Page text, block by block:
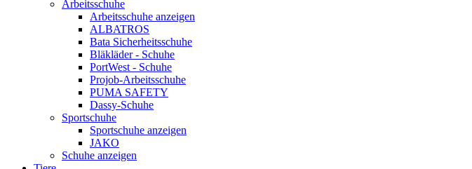
Arbeitsschuhe
Arbeitsschuhe anzeigen
ALBATROS
Bata Sicherheitsschuhe
Bläkläder - Schuhe
PortWest - Schuhe
Projob-Arbeitsschuhe
PUMA SAFETY
Dassy-Schuhe
Sportschuhe
Sportschuhe anzeigen
JAKO
Schuhe anzeigen